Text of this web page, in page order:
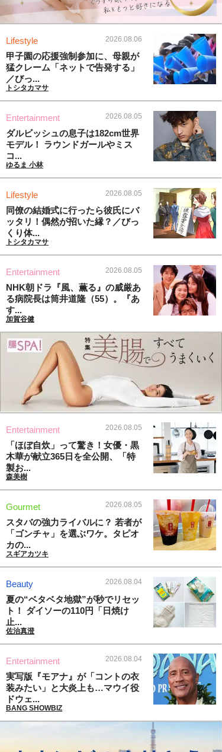
Lifestyle 2026.08.06
甲子園の応援強制参加に、母親が
猛クレーム「ネットで告発する」
／びっ...
トシタカマサ
Entertainment 2026.08.05
ダルビッシュの息子は182cm世界
モデル！ ラウンドガールやミス
コ...
ゆるま 小林
Lifestyle 2026.08.05
同僚の結婚式に行ったら彼氏にバ
ッタリ！偶然が招いた縁？／びっ
くり体...
トシタカマサ
Entertainment 2026.08.05
NHK朝ドラ『風、薫る』の威厳あ
る病院長は筒井道隆（55）。『あ
す...
加賀谷健
Entertainment 2026.08.05
「ほぼ自炊」って驚き！女優・黒
木華が献立365日を全公開、「特
製お...
森美樹
Gourmet 2026.08.05
スタバの強力ライバルに？ 若者が
「ゴンチャ」を選ぶワケ。タピオ
カの...
スギアカツキ
Beauty 2026.08.04
夏の“ベタベタ地獄”が秒でリセッ
ト！ ダイソーの110円「日焼け
止...
佐治真澄
Entertainment 2026.08.04
実写版『モアナ』が「コントの衣
装みたい」と大炎上も…マウイ役
ドウェ...
BANG SHOWBIZ